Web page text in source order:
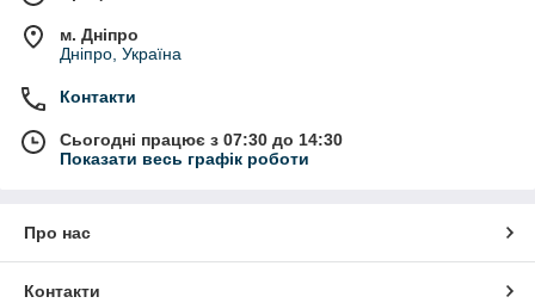
м. Дніпро
Дніпро, Україна
Контакти
Сьогодні працює з 07:30 до 14:30
Показати весь графік роботи
Про нас
Контакти